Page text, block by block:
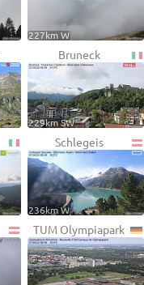
227km W
Bruneck
229km SW
Schlegeis
236km W
TUM Olympiapark